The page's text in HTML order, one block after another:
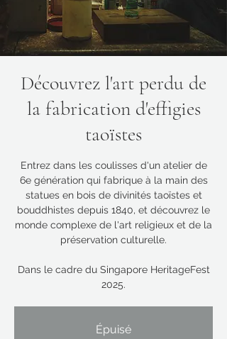
Découvrez l'art perdu de
la fabrication d'effigies
taoïstes
Entrez dans les coulisses d'un atelier de
6e génération qui fabrique à la main des
statues en bois de divinités taoïstes et
bouddhistes depuis 1840, et découvrez le
monde complexe de l'art religieux et de la
préservation culturelle.
Dans le cadre du Singapore HeritageFest
2025.
Épuisé